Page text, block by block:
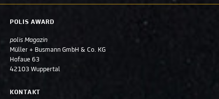
POLIS AWARD
polis Magazin
Müller + Busmann GmbH & Co. KG
Hofaue 63
42103 Wuppertal
KONTAKT